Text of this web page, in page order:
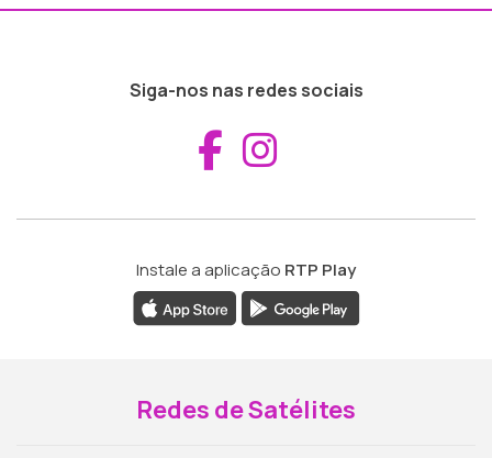
Siga-nos nas redes sociais
Aceder ao
Instale a aplicação RTP Play
Redes de Satélites